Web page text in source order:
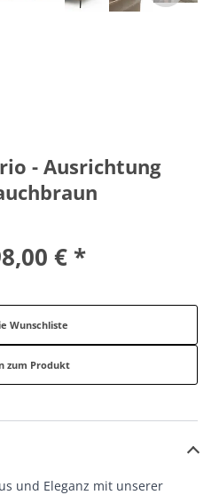
- Ausrichtung
€ *
Wunschliste
zum Produkt
und Eleganz mit unserer